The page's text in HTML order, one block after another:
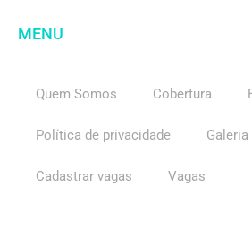
MENU
Quem Somos Cobertura
Política de privacidade
Cadastrar vagas Vagas